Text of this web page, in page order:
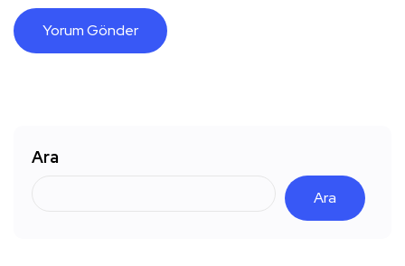
Ara
Ara